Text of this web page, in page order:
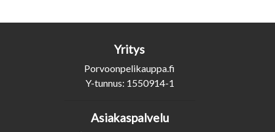
Yritys
Porvoonpelikauppa.fi
Y-tunnus: 1550914-1
Asiakaspalvelu